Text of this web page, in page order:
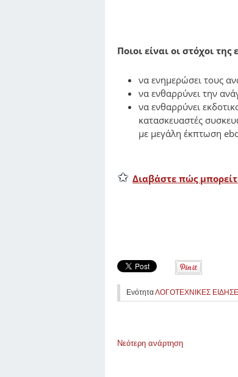
Ποιοι είναι οι στόχοι
να ενημερώσει τους
να ενθαρρύνει την
να ενθαρρύνει
κατασκευαστές
με μεγάλη έκπτωση
✩ Διαβάστε πώς
ΕνότηταΛΟΓΟΤΕΧΝΙΚΕΣ
Νεότερη ανάρτηση